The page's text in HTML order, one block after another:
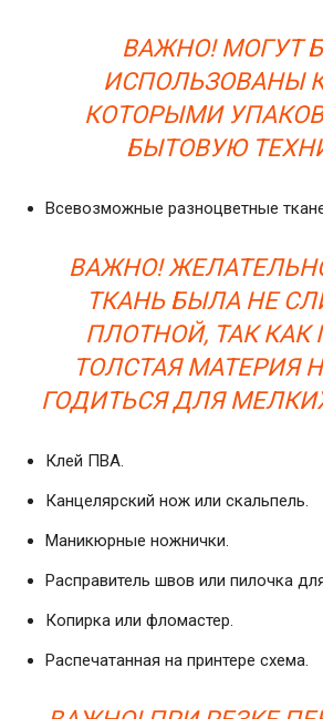
ВАЖНО! МОГУТ
ИСПОЛЬЗОВАНЫ
КОТОРЫМИ
БЫТОВУЮ
Всевозможные разноцветные
ВАЖНО!
ТКАНЬ БЫЛА НЕ
ПЛОТНОЙ, ТАК КАК
ТОЛСТАЯ МАТЕРИЯ
ГОДИТЬСЯ ДЛЯ
Клей ПВА.
Канцелярский нож или скальпель.
Маникюрные ножнички.
Расправитель швов или пилочка
Копирка или фломастер.
Распечатанная на принтере схема.